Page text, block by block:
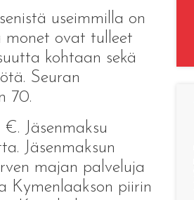
useimmilla on
monet ovat tulleet
kohtaan sekä
Seuran
70.
Jäsenmaksu
Jäsenmaksun
majan palveluja
Kymenlaakson piirin